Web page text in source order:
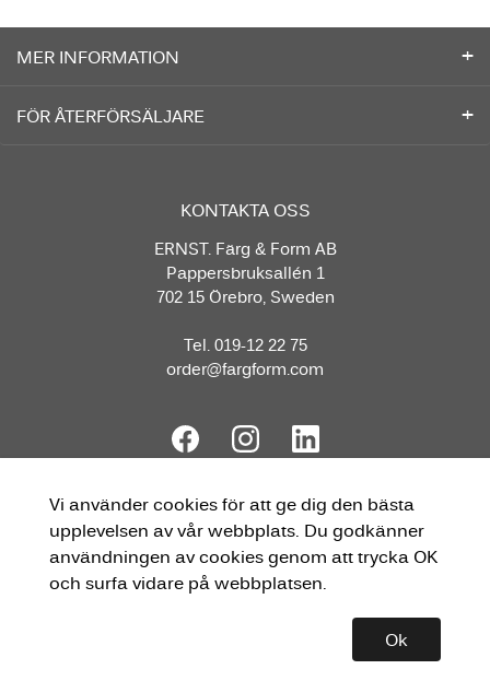
MER INFORMATION
FÖR ÅTERFÖRSÄLJARE
KONTAKTA OSS
ERNST. Färg & Form AB
Pappersbruksallén 1
702 15 Örebro, Sweden
Tel. 019-12 22 75
order@fargform.com
Vi använder cookies för att ge dig den bästa
upplevelsen av vår webbplats. Du godkänner
användningen av cookies genom att trycka OK
och surfa vidare på webbplatsen.
Ok